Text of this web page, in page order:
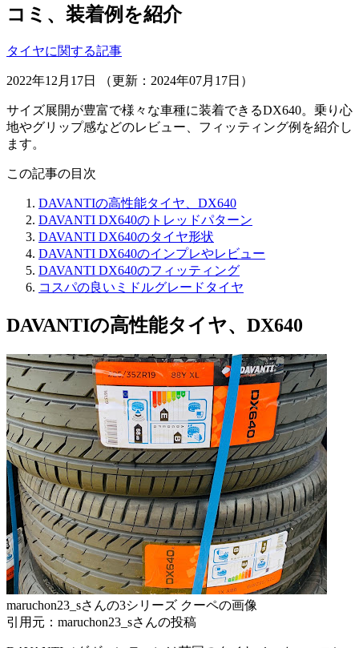
コミ、装着例を紹介
タイヤに関する記事
2022年12月17日 （更新：2024年07月17日）
サイズ展開が豊富で様々な車種に装着できるDX640。乗り心
地やグリップ感などのレビュー、フィッティング例を紹介し
ます。
この記事の目次
DAVANTIの高性能タイヤ、DX640
DAVANTI DX640のトレッドパターン
DAVANTI DX640のタイヤ形状
DAVANTI DX640のインプレやレビュー
DAVANTI DX640のフィッティング
コスパの良いミドルグレードタイヤ
DAVANTIの高性能タイヤ、DX640
maruchon23_sさんの3シリーズ クーペの画像
引用元：maruchon23_sさんの投稿